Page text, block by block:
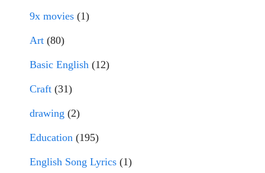
9x movies (1)
Art (80)
Basic English (12)
Craft (31)
drawing (2)
Education (195)
English Song Lyrics (1)